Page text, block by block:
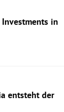
Investments in
entsteht der